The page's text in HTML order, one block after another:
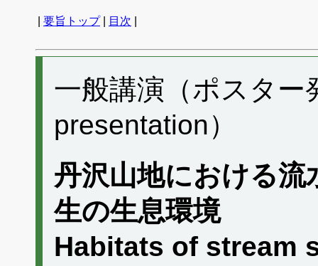
要旨トップ| 目次
一般講演（ポスタ
presentation）
丹沢山地における
生の生息環境
Habitats of stream